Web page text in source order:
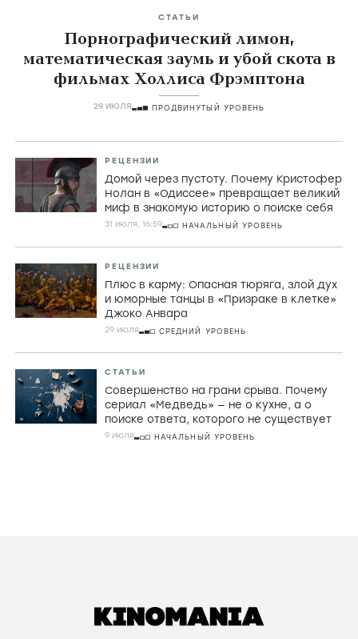
СТАТЬИ
Порнографический лимон,
математическая заумь и убой скота в
фильмах Холлиса Фрэмптона
29 ИЮЛЯ ПРОДВИНУТЫЙ УРОВЕНЬ
РЕЦЕНЗИИ
Домой через пустоту. Почему Кристофер
Нолан в «Одиссее» превращает великий
миф в знакомую историю о поиске себя
31 июля, 16:59 НАЧАЛЬНЫЙ УРОВЕНЬ
РЕЦЕНЗИИ
Плюс в карму: Опасная тюряга, злой дух
и юморные танцы в «Призраке в клетке»
Джоко Анвара
29 июля СРЕДНИЙ УРОВЕНЬ
СТАТЬИ
Совершенство на грани срыва. Почему
сериал «Медведь» — не о кухне, а о
поиске ответа, которого не существует
9 июля НАЧАЛЬНЫЙ УРОВЕНЬ